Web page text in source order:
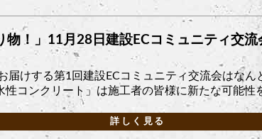
物！」11月28日建設ECコミュニティ交
届けする第1回建設ECコミュニティ交流会はな
性コンクリート」は施工者の皆様に新たな可能性
詳しく見る